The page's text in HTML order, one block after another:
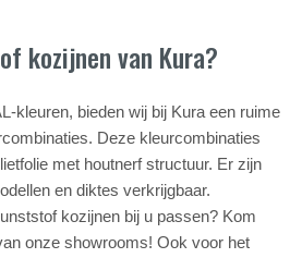
kozijnen van Kura?
kleuren, bieden wij bij Kura een ruime
Deze kleurcombinaties
met houtnerf structuur. Er zijn
en diktes verkrijgbaar.
kozijnen bij u passen? Kom
onze showrooms! Ook voor het